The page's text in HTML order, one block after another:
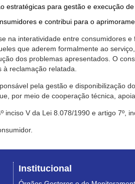
estratégicas para gestão e execução
e contribui para o
na interatividade entre consumidores
que aderem formalmente ao
dos problemas apresentados. O
reclamação relatada.
pela gestão e disponibilização do
por meio de cooperação técnica,
V da Lei 8.078/1990 e artigo 7º,
Institucional